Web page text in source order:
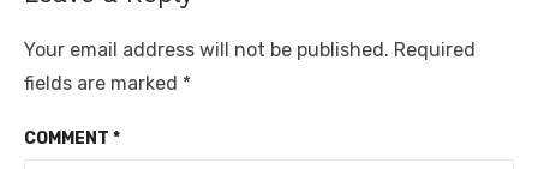
Your email address will not be published. Required
fields are marked *
COMMENT *